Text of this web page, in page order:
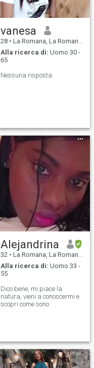
vanesa
28 • La Romana, La Romana, Rep. Dominicana
Alla ricerca di: Uomo 30 -
65
Nessuna risposta
Alejandrina
32 • La Romana, La Romana, Rep. Dominicana
Alla ricerca di: Uomo 33 -
55
Dico bene, mi piace la
natura, vieni a conoscermi e
scopri come sono